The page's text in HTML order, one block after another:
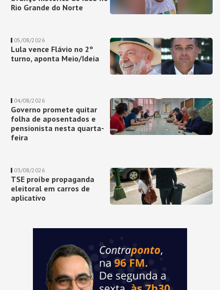
Rio Grande do Norte
05/08/2026
Lula vence Flávio no 2º
turno, aponta Meio/Ideia
04/08/2026
Governo promete quitar
folha de aposentados e
pensionista nesta quarta-
feira
03/08/2026
TSE proíbe propaganda
eleitoral em carros de
aplicativo